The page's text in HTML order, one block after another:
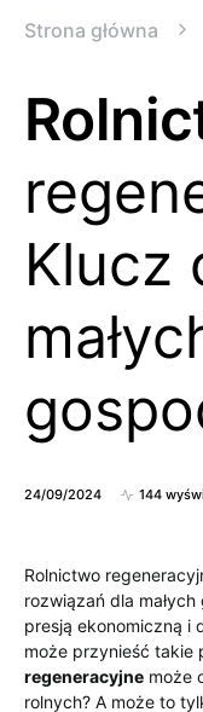
Strona główna
Klucz
24/09/2024 144
Rolnictwo
rozwiązań dla
presją ekonomiczną i
może przynieść takie
regeneracyjne może
rolnych? A może to